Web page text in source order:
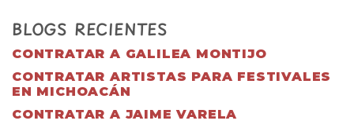
BLOGS RECIENTES
CONTRATAR A GALILEA MONTIJO
CONTRATAR ARTISTAS PARA FESTIVALES
EN MICHOACÁN
CONTRATAR A JAIME VARELA